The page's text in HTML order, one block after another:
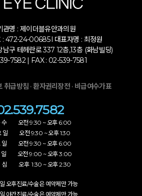
관명 : 제이더블유안과의원
: 472-24-00685 l 대표자명 : 최정원
남구 테헤란로 337 12층,13층 (화남빌딩)
7582 | FAX : 02-539-7581
취급방침 ·환자권리장전 · 비급여수가표
수 오전 9:30 ~ 오후 6:00
일 오전 9:30 ~ 오후 1:30
일 오전 9:30 ~ 오후 6:00
일 오전 9:00 ~ 오후 3:00
오후 1:30 ~ 오후 2:30
오후진료/수술은 예약제만 가능
야간진료/수술은 예약제만 가능